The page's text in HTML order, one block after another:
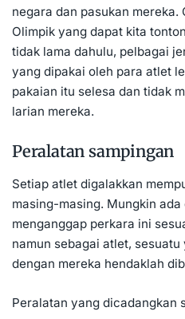
negara dan pasukan mereka.
Olimpik yang dapat kita
tidak lama dahulu, pelbagai
yang dipakai oleh para atlet
pakaian itu selesa dan tidak
larian mereka.
Peralatan sampingan
Setiap atlet digalakkan
masing-masing. Mungkin
menganggap perkara ini
namun sebagai atlet,
dengan mereka hendaklah
Peralatan yang dicadangkan